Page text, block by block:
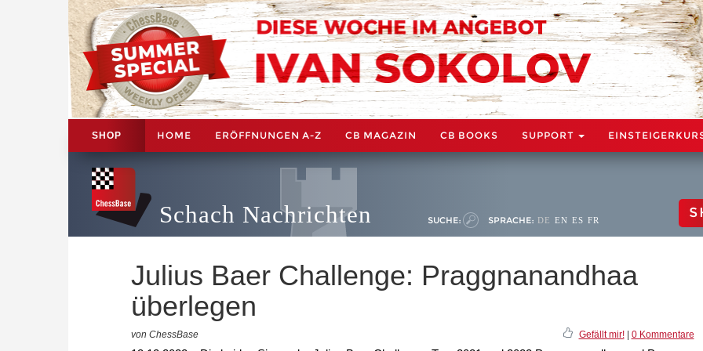
SHOP HOME ERÖFFNUNGEN A-Z CB MAGAZIN CB BOOKS SUPPORT
Schach Nachrichten SUCHE: SPRACHE: DE EN ES FR
Julius Baer Challenge: Praggnanandhaa
überlegen
von ChessBase Gefällt mir!| 0 Kommentare